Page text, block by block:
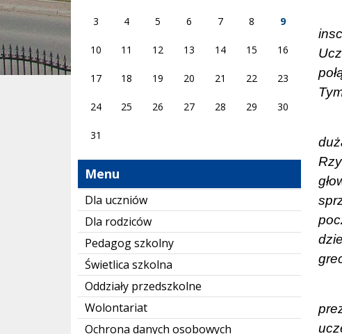
3 4 5 6 7 8 9
10 11 12 13 14 15 16
17 18 19 20 21 22 23
24 25 26 27 28 29 30
31
Menu
Dla uczniów
Dla rodziców
Pedagog szkolny
Świetlica szkolna
Oddziały przedszkolne
Wolontariat
Ochrona danych osobowych